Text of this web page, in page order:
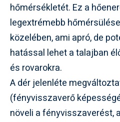
hőmérsékletét. Ez a
legextrémebb
közelében, ami apró, de
hatással lehet a talajban
és rovarokra.
A dér jelenléte
(fényvisszaverő
növeli a fényvisszaverést,